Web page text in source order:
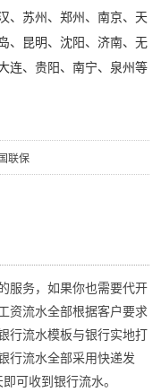
、苏州、郑州、南京、天
、昆明、沈阳、济南、无
连、贵阳、南宁、泉州等
联保
服务，如果你也需要代开
资流水全部根据客户要求
行流水模板与银行实地打
行流水全部采用快递发
可收到银行流水。